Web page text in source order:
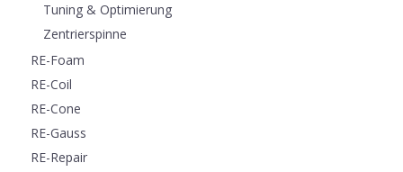
Tuning & Optimierung
Zentrierspinne
RE-Foam
RE-Coil
RE-Cone
RE-Gauss
RE-Repair